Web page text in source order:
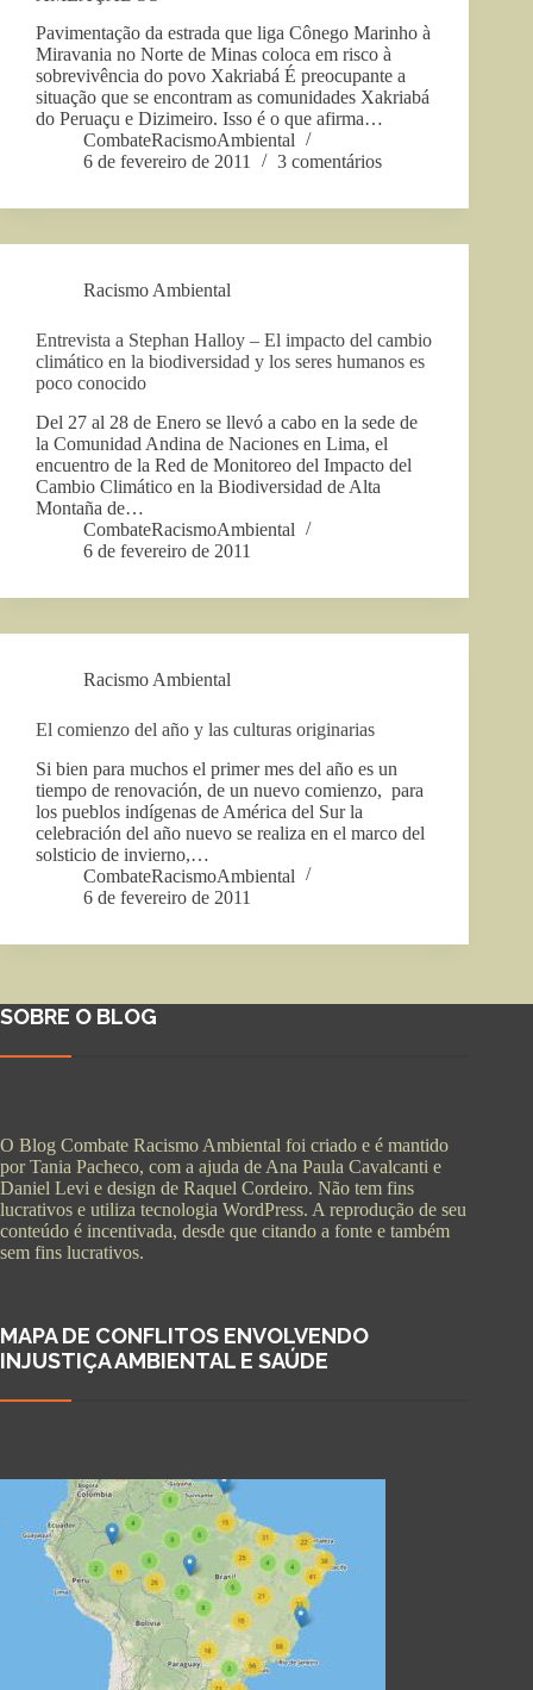
Pavimentação da estrada que liga Cônego Marinho à
Miravania no Norte de Minas coloca em risco à
sobrevivência do povo Xakriabá É preocupante a
situação que se encontram as comunidades Xakriabá
do Peruaçu e Dizimeiro. Isso é o que afirma…
CombateRacismoAmbiental
6 de fevereiro de 2011
3 comentários
Racismo Ambiental
Entrevista a Stephan Halloy – El impacto del cambio
climático en la biodiversidad y los seres humanos es
poco conocido
Del 27 al 28 de Enero se llevó a cabo en la sede de
la Comunidad Andina de Naciones en Lima, el
encuentro de la Red de Monitoreo del Impacto del
Cambio Climático en la Biodiversidad de Alta
Montaña de…
CombateRacismoAmbiental
6 de fevereiro de 2011
Racismo Ambiental
El comienzo del año y las culturas originarias
Si bien para muchos el primer mes del año es un
tiempo de renovación, de un nuevo comienzo, para
los pueblos indígenas de América del Sur la
celebración del año nuevo se realiza en el marco del
solsticio de invierno,…
CombateRacismoAmbiental
6 de fevereiro de 2011
SOBRE O BLOG
O Blog Combate Racismo Ambiental foi criado e é mantido
por Tania Pacheco, com a ajuda de Ana Paula Cavalcanti e
Daniel Levi e design de Raquel Cordeiro. Não tem fins
lucrativos e utiliza tecnologia WordPress. A reprodução de seu
conteúdo é incentivada, desde que citando a fonte e também
sem fins lucrativos.
MAPA DE CONFLITOS ENVOLVENDO
INJUSTIÇA AMBIENTAL E SAÚDE